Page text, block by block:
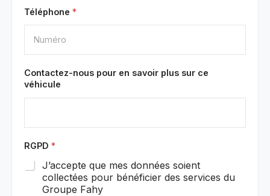
Téléphone *
Contactez-nous pour en savoir plus sur ce
véhicule
RGPD *
J’accepte que mes données soient
collectées pour bénéficier des services du
Groupe Fahy